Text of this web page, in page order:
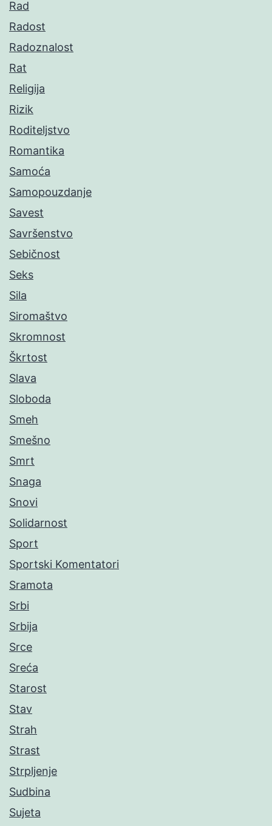
Rad
Radost
Radoznalost
Rat
Religija
Rizik
Roditeljstvo
Romantika
Samoća
Samopouzdanje
Savest
Savršenstvo
Sebičnost
Seks
Sila
Siromaštvo
Skromnost
Škrtost
Slava
Sloboda
Smeh
Smešno
Smrt
Snaga
Snovi
Solidarnost
Sport
Sportski Komentatori
Sramota
Srbi
Srbija
Srce
Sreća
Starost
Stav
Strah
Strast
Strpljenje
Sudbina
Sujeta